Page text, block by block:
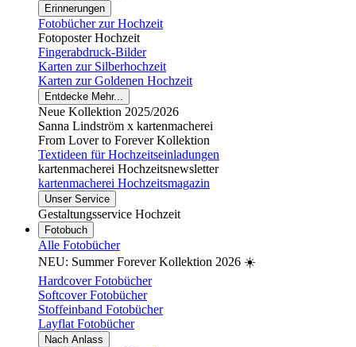
Erinnerungen
Fotobücher zur Hochzeit
Fotoposter Hochzeit
Fingerabdruck-Bilder
Karten zur Silberhochzeit
Karten zur Goldenen Hochzeit
Entdecke Mehr...
Neue Kollektion 2025/2026
Sanna Lindström x kartenmacherei
From Lover to Forever Kollektion
Textideen für Hochzeitseinladungen
kartenmacherei Hochzeitsnewsletter
kartenmacherei Hochzeitsmagazin
Unser Service
Gestaltungsservice Hochzeit
Fotobuch
Alle Fotobücher
NEU: Summer Forever Kollektion 2026 ☀️
Hardcover Fotobücher
Softcover Fotobücher
Stoffeinband Fotobücher
Layflat Fotobücher
Nach Anlass